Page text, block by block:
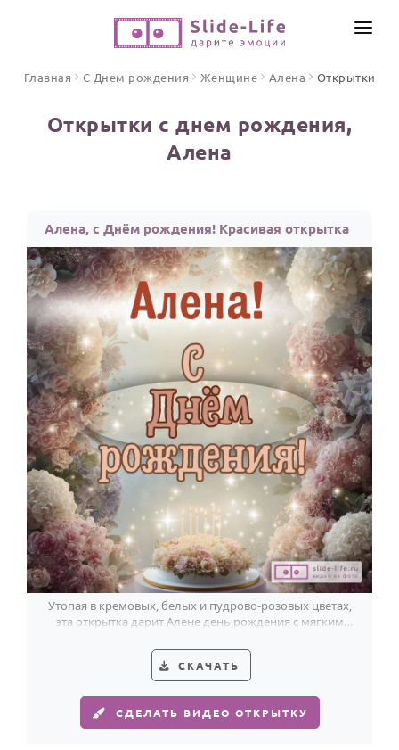
Открытки
Стихи и тексты
ПРАЗДНИКИ
С Днем рождения
Юбилей
Свадьба
Годовщина свадьбы
Календарь праздников
КОМУ
Женщине
Мужчине
Маме
Папе
Все родственники
ПЕРСОНАЛЬНЫЕ
ИНСТРУМЕНТЫ
ОТЗЫВЫ
Главная С Днем рождения Женщине Алена Открытки
Открытки с днем рождения,
Алена
Алена, с Днём рождения! Красивая открытка
Утопая в кремовых, белых и пудрово-розовых цветах,
эта открытка дарит Алене день рождения с мягким
СКАЧАТЬ
СДЕЛАТЬ ВИДЕО ОТКРЫТКУ